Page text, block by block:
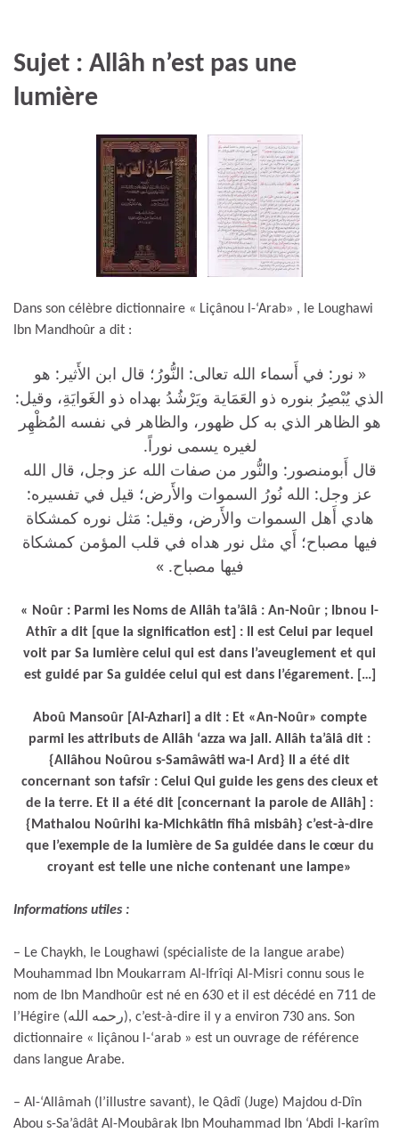
Sujet : Allâh n’est pas une
lumière
Dans son célèbre dictionnaire « Liçânou l-‘Arab» , le Loughawi
Ibn Mandhoûr a dit :
« نور: في أَسماء الله تعالى: النُّورُ؛ قال ابن الأَثير: هو
الذي يُبْصِرُ بنوره ذو العَمَاية ويَرْشُدُ بهداه ذو الغَوايَةِ، وقيل:
هو الظاهر الذي به كل ظهور، والظاهر في نفسه المُظْهِر
لغيره يسمى نوراً.
قال أَبومنصور: والنُّور من صفات الله عز وجل، قال الله
عز وجل: الله نُورُ السموات والأَرض؛ قيل في تفسيره:
هادي أَهل السموات والأَرض، وقيل: مَثل نوره كمشكاة
فيها مصباح؛ أَي مثل نور هداه في قلب المؤمن كمشكاة
فيها مصباح. »
« Noûr : Parmi les Noms de Allâh ta’âlâ : An-Noûr ; Ibnou l-
Athîr a dit [que la signification est] : Il est Celui par lequel
voit par Sa lumière celui qui est dans l’aveuglement et qui
est guidé par Sa guidée celui qui est dans l’égarement. […]
Aboû Mansoûr [Al-Azhari] a dit : Et «An-Noûr» compte
parmi les attributs de Allâh ‘azza wa jall. Allâh ta’âlâ dit :
{Allâhou Noûrou s-Samâwâti wa-l Ard} Il a été dit
concernant son tafsîr : Celui Qui guide les gens des cieux et
de la terre. Et il a été dit [concernant la parole de Allâh] :
{Mathalou Noûrihi ka-Michkâtin fîhâ misbâh} c’est-à-dire
que l’exemple de la lumière de Sa guidée dans le cœur du
croyant est telle une niche contenant une lampe»
Informations utiles :
– Le Chaykh, le Loughawi (spécialiste de la langue arabe)
Mouhammad Ibn Moukarram Al-Ifrîqi Al-Misri connu sous le
nom de Ibn Mandhoûr est né en 630 et il est décédé en 711 de
l’Hégire (رحمه الله), c’est-à-dire il y a environ 730 ans. Son
dictionnaire « liçânou l-‘arab » est un ouvrage de référence
dans langue Arabe.
– Al-‘Allâmah (l’illustre savant), le Qâdî (Juge) Majdou d-Dîn
Abou s-Sa’âdât Al-Moubârak Ibn Mouhammad Ibn ‘Abdi l-karîm